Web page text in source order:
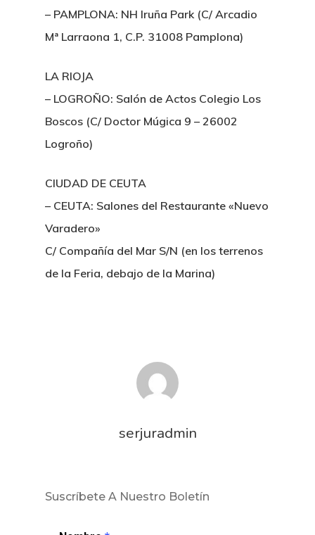
– PAMPLONA: NH Iruña Park (C/ Arcadio
Mª Larraona 1, C.P. 31008 Pamplona)
LA RIOJA
– LOGROÑO: Salón de Actos Colegio Los
Boscos (C/ Doctor Múgica 9 – 26002
Logroño)
CIUDAD DE CEUTA
– CEUTA: Salones del Restaurante «Nuevo
Varadero»
C/ Compañía del Mar S/N (en los terrenos
de la Feria, debajo de la Marina)
serjuradmin
Suscríbete A Nuestro Boletín